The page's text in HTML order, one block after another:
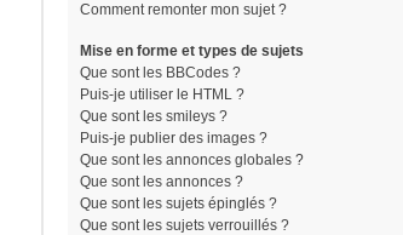
Comment remonter mon sujet ?
Mise en forme et types de sujets
Que sont les BBCodes ?
Puis-je utiliser le HTML ?
Que sont les smileys ?
Puis-je publier des images ?
Que sont les annonces globales ?
Que sont les annonces ?
Que sont les sujets épinglés ?
Que sont les sujets verrouillés ?